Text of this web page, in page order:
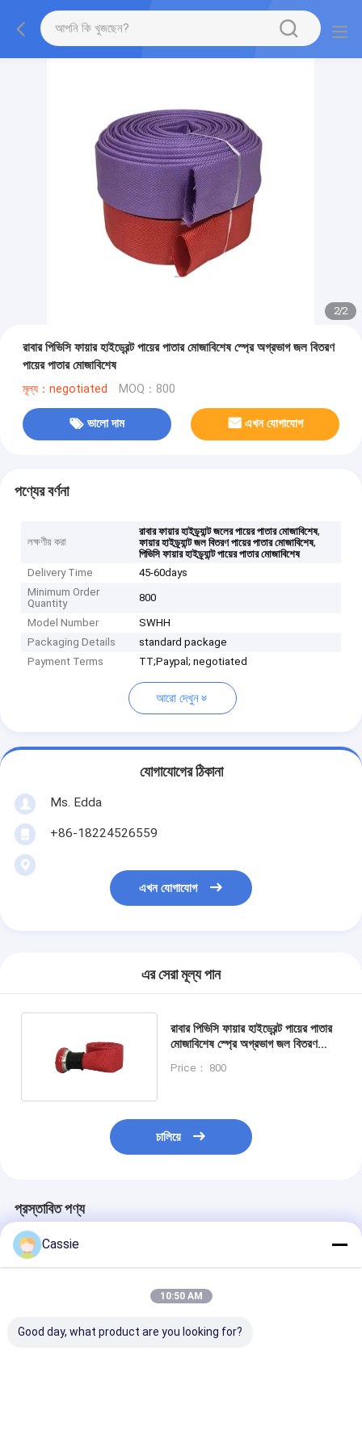
2/2
রাবার পিভিসি ফায়ার হাইড্রেন্ট পায়ের পাতার মোজাবিশেষ স্প্রে অগ্রভাগ জল বিতরণ
পায়ের পাতার মোজাবিশেষ
মূল্য：negotiated MOQ：800
ভালো দাম এখন যোগাযোগ
পণ্যের বর্ণনা
লক্ষণীয় করা
রাবার ফায়ার হাইড্র্যান্ট জলের পায়ের পাতার মোজাবিশেষ,
ফায়ার হাইড্র্যান্ট জল বিতরণ পায়ের পাতার মোজাবিশেষ,
পিভিসি ফায়ার হাইড্র্যান্ট পায়ের পাতার মোজাবিশেষ
Delivery Time
45-60days
Minimum Order
Quantity
800
Model Number
SWHH
Packaging Details
standard package
Payment Terms
TT;Paypal; negotiated
আরো দেখুন
যোগাযোগের ঠিকানা
Ms. Edda
+86-18224526559
এখন যোগাযোগ
এর সেরা মূল্য পান
রাবার পিভিসি ফায়ার হাইড্রেন্ট পায়ের পাতার
মোজাবিশেষ স্প্রে অগ্রভাগ জল বিতরণ
Price： 800
চালিয়ে
প্রস্তাবিত পণ্য
Cassie
10:50 AM
Good day, what product are you looking for?